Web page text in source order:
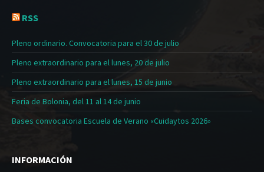
RSS
Pleno ordinario. Convocatoria para el 30 de julio
Pleno extraordinario para el lunes, 20 de julio
Pleno extraordinario para el lunes, 15 de junio
Feria de Bolonia, del 11 al 14 de junio
Bases convocatoria Escuela de Verano «Cuidaytos 2026»
INFORMACIÓN